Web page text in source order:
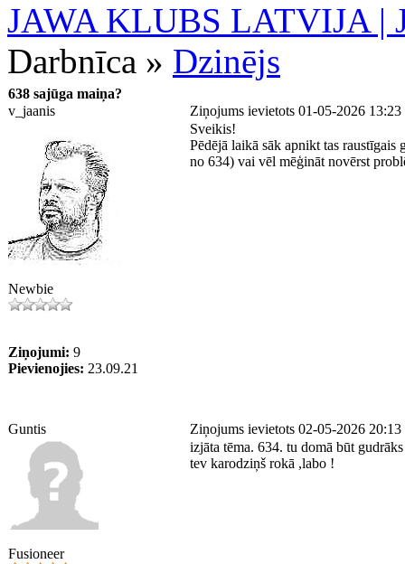
JAWA KLUBS LATVIJA |
Darbnīca » Dzinējs
638 sajūga maiņa?
v_jaanis
Ziņojums ievietots 01-05-2026 13:23
Newbie
Ziņojumi: 9
Pievienojies: 23.09.21
Sveikis!
Pēdējā laikā sāk apnikt tas
no 634) vai vēl mēģināt novērst
Guntis Ziņojums ievietots 02-05-2026 20:13
Fusioneer
izjāta tēma. 634. tu domā būt
tev karodziņš rokā ,labo !